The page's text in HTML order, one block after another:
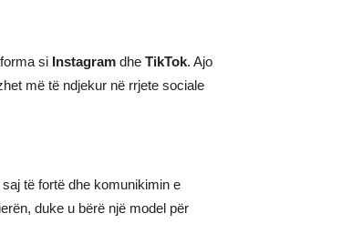
si Instagram dhe TikTok. Ajo
më të ndjekur në rrjete sociale
të fortë dhe komunikimin e
duke u bërë një model për